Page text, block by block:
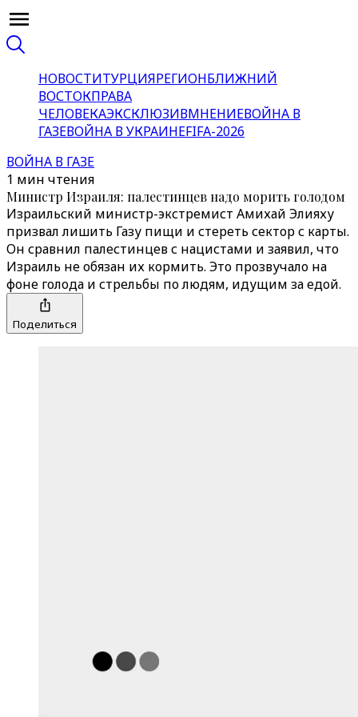
НОВОСТИТУРЦИЯРЕГИОНБЛИЖНИЙ
ВОСТОКПРАВА
ЧЕЛОВЕКАЭКСКЛЮЗИВМНЕНИЕВОЙНА В
ГАЗЕВОЙНА В УКРАИНЕFIFA-2026
ВОЙНА В ГАЗЕ
1 мин чтения
Министр Израиля: палестинцев надо морить голодом
Израильский министр-экстремист Амихай Элияху
призвал лишить Газу пищи и стереть сектор с карты.
Он сравнил палестинцев с нацистами и заявил, что
Израиль не обязан их кормить. Это прозвучало на
фоне голода и стрельбы по людям, идущим за едой.
Поделиться